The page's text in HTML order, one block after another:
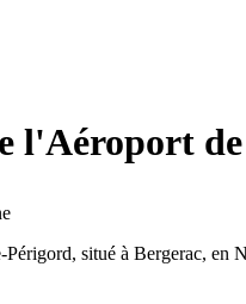
l'Aéroport
situé à Bergerac, en